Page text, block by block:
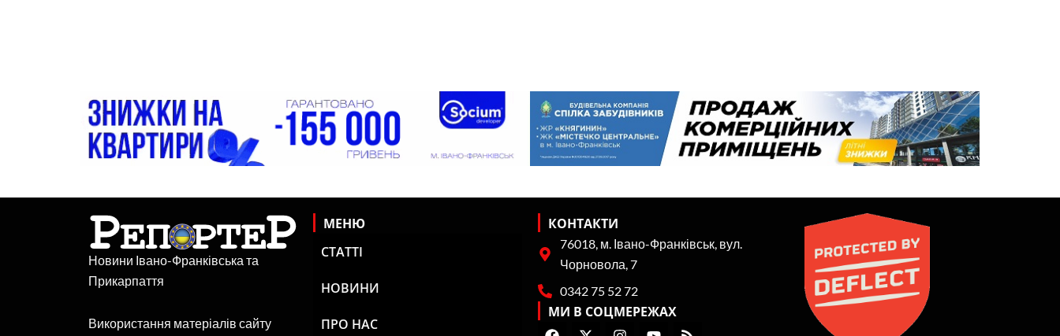
Новини Івано-Франківська та
Прикарпаття
Використання матеріалів сайту
МЕНЮ
СТАТТІ
НОВИНИ
ПРО НАС
КОНТАКТИ
76018, м. Івано-Франківськ, вул.
Чорновола, 7
0342 75 52 72
МИ В СОЦМЕРЕЖАХ
F
X
I
Y
R